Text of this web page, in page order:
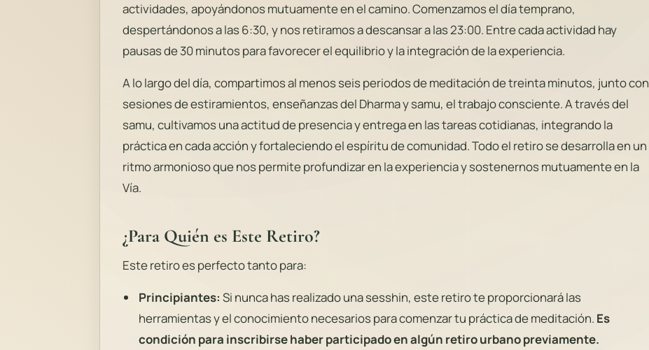
actividades, apoyándonos mutuamente en el camino. Comenzamos el día temprano,
despertándonos a las 6:30, y nos retiramos a descansar a las 23:00. Entre cada actividad hay
pausas de 30 minutos para favorecer el equilibrio y la integración de la experiencia.
A lo largo del día, compartimos al menos seis periodos de meditación de treinta minutos, junto con
sesiones de estiramientos, enseñanzas del Dharma y samu, el trabajo consciente. A través del
samu, cultivamos una actitud de presencia y entrega en las tareas cotidianas, integrando la
práctica en cada acción y fortaleciendo el espíritu de comunidad. Todo el retiro se desarrolla en un
ritmo armonioso que nos permite profundizar en la experiencia y sostenernos mutuamente en la
Vía.
¿Para Quién es Este Retiro?
Este retiro es perfecto tanto para:
Principiantes: Si nunca has realizado una sesshin, este retiro te proporcionará las
herramientas y el conocimiento necesarios para comenzar tu práctica de meditación. Es
condición para inscribirse haber participado en algún retiro urbano previamente.